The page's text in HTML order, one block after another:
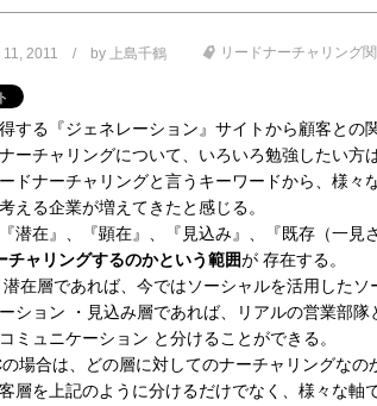
2011 by 上島千鶴 リードナーチャリング
する『ジェネレーション』サイトから顧客との
ーチャリングについて、いろいろ勉強したい方
ドナーチャリングと言うキーワードから、様
える企業が増えてきたと感じる。
潜在』、『顕在』、『見込み』、『既存（一見
チャリングするのかという範囲が 存在する。
在層であれば、今ではソーシャルを活用した
ション ・見込み層であれば、リアルの営業部
ミュニケーション と分けることができる。
場合は、どの層に対してのナーチャリングな
層を上記のように分けるだけでなく、様々な